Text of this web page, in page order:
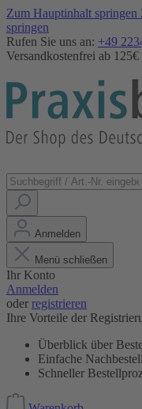
Zum Hauptinhalt springen
springen
Rufen Sie uns an: +49
Versandkostenfrei ab 125€
Anmelden
Menü schließen
Ihr Konto
Anmelden
oder registrieren
Ihre Vorteile der
Überblick über
Einfache
Schneller